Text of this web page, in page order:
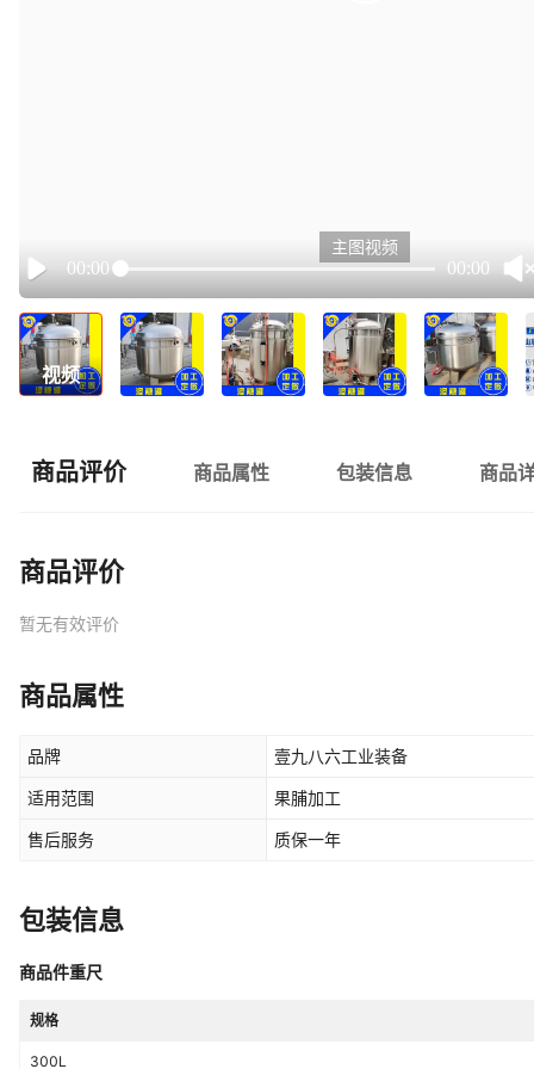
Play
00:00 00:00
主图视频
视频
商品评价 商品属性 包装信息 商品
商品评价
暂无有效评价
商品属性
品牌 壹九八六工业装备
适用范围 果脯加工
售后服务 质保一年
包装信息
商品件重尺
规格
300L